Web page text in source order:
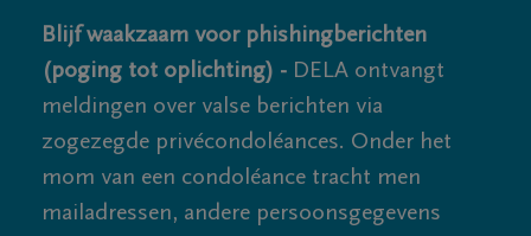
Blijf waakzaam voor phishingberichten
(poging tot oplichting) - DELA ontvangt
meldingen over valse berichten via
zogezegde privécondoléances. Onder het
mom van een condoléance tracht men
mailadressen, andere persoonsgegevens